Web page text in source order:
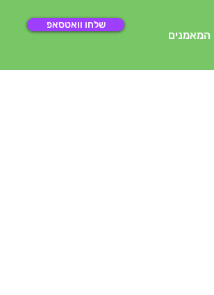
שלחו וואטסאפ
המאמנים